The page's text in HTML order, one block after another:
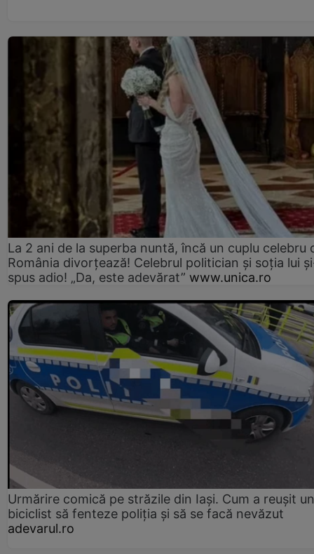
La 2 ani de la superba nuntă, încă un cuplu celebru
România divorțează! Celebrul politician și soția lui
spus adio! „Da, este adevărat” www.unica.ro
Urmărire comică pe străzile din Iași. Cum a reușit un
biciclist să fenteze poliția și să se facă nevăzut
adevarul.ro